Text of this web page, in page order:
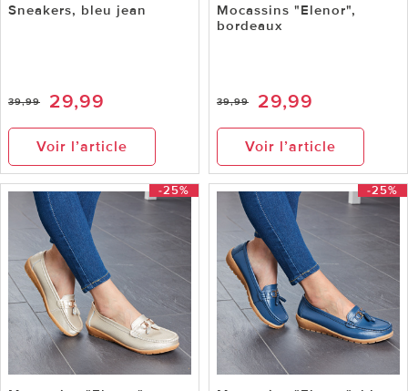
Sneakers, bleu jean
39,99 29,99
Voir l’article
Mocassins "Elenor",
bordeaux
39,99 29,99
Voir l’article
-25% -25%